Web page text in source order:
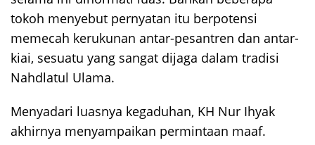
tokoh menyebut pernyatan itu berpotensi
memecah kerukunan antar-pesantren dan antar-
kiai, sesuatu yang sangat dijaga dalam tradisi
Nahdlatul Ulama.
Menyadari luasnya kegaduhan, KH Nur Ihyak
akhirnya menyampaikan permintaan maaf.